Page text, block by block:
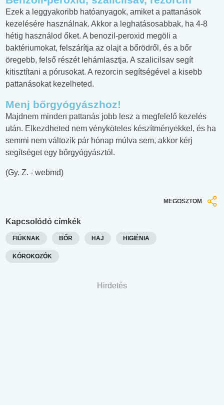
Ezek a leggyakoribb hatóanyagok, amiket a pattanások
kezelésére használnak. Akkor a leghatásosabbak, ha 4-8
hétig használod őket. A benozil-peroxid megöli a
baktériumokat, felszárítja az olajt a bőrödről, és a bőr
öregebb, felső részét lehámlasztja. A szalicilsav segít
kitisztítani a pórusokat. A rezorcin segítségével a kisebb
pattanásokat kezelheted.
Menj bőrgyógyászhoz!
Majdnem minden pattanás jobb lesz a megfelelő kezelés
után. Elkezdheted nem vényköteles készítményekkel, és ha
semmi nem változik pár hónap múlva sem, akkor kérj
segítséget egy bőrgyógyásztól.
(Gy. Z. - webmd)
MEGOSZTOM
Kapcsolódó címkék
FIÚKNAK BŐR HAJ HIGIÉNIA
KÓROKOZÓK
Hirdetés